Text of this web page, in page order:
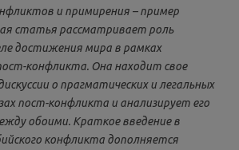
и примирения – пример
статья рассматривает роль
достижения мира в рамках
конфликта. Она находит свое
о прагматических и легальных
пост-конфликта и анализирует его
обоими. Краткое введение в
конфликта дополняется